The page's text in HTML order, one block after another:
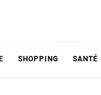
SHOPPING SANTÉ